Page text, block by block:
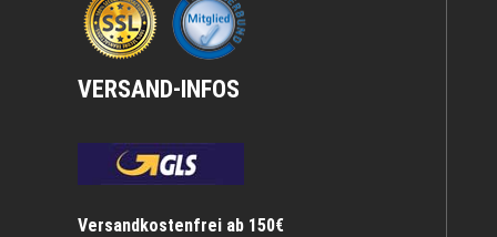
VERSAND-INFOS
Versandkostenfrei ab 150€